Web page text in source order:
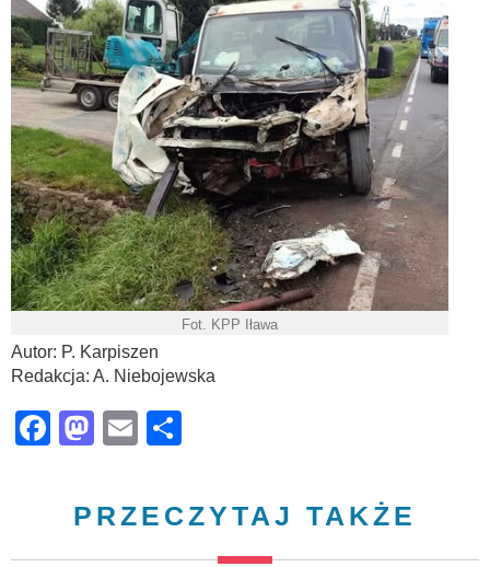
Fot. KPP Iława
Autor: P. Karpiszen
Redakcja: A. Niebojewska
Facebook
Mastodon
Email
PRZECZYTAJ TAKŻE